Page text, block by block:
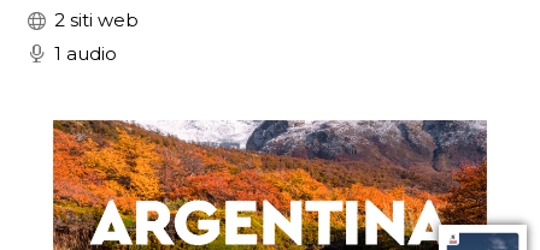
2 siti web
1 audio